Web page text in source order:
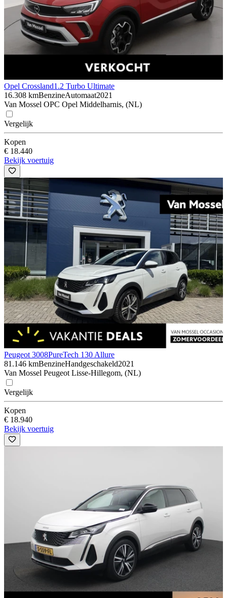
Opel Crossland1.2 Turbo Ultimate
16.308 kmBenzineAutomaat2021
Van Mossel OPC Opel Middelharnis, (NL)
Vergelijk
Kopen
€ 18.440
Bekijk voertuig
Peugeot 3008PureTech 130 Allure
81.146 kmBenzineHandgeschakeld2021
Van Mossel Peugeot Lisse-Hillegom, (NL)
Vergelijk
Kopen
€ 18.940
Bekijk voertuig